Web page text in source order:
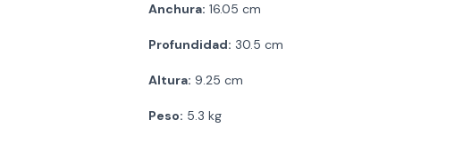
Anchura: 16.05 cm
Profundidad: 30.5 cm
Altura: 9.25 cm
Peso: 5.3 kg